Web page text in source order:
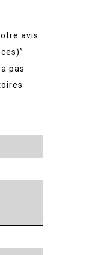
avis
pas